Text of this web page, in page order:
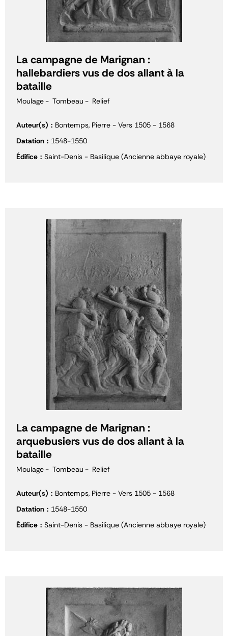
La campagne de Marignan :
hallebardiers vus de dos allant à la
bataille
Moulage Tombeau Relief
Auteur(s)
Bontemps, Pierre - Vers 1505 - 1568
Datation
1548-1550
Édifice
Saint-Denis - Basilique (Ancienne abbaye royale)
La campagne de Marignan :
arquebusiers vus de dos allant à la
bataille
Moulage Tombeau Relief
Auteur(s)
Bontemps, Pierre - Vers 1505 - 1568
Datation
1548-1550
Édifice
Saint-Denis - Basilique (Ancienne abbaye royale)